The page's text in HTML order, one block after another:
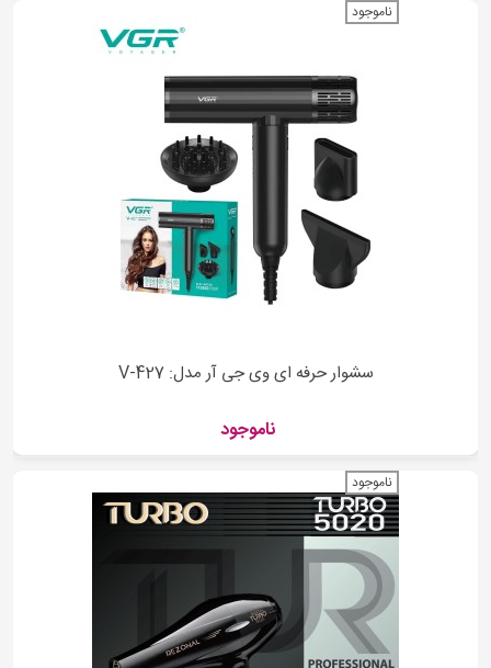
ناموجود
سشوار حرفه ای وی جی آر مدل: V-427
ناموجود
ناموجود